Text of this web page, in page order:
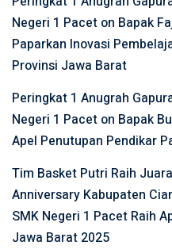
Negeri 1 Pacet on Bapak
Paparkan Inovasi
Provinsi Jawa Barat
Peringkat 1 Anugrah
Negeri 1 Pacet on Bapak
Apel Penutupan Pendikar
Tim Basket Putri Raih
Anniversary Kabupaten
SMK Negeri 1 Pacet Raih
Jawa Barat 2025